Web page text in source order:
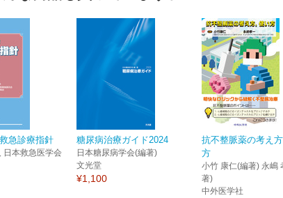
急診療指針
日本救急医学会
糖尿病治療ガイド2024
日本糖尿病学会(編著)
文光堂
¥1,100
抗不整脈薬の考え
方
小竹 康仁(編著) 永嶋
著)
中外医学社